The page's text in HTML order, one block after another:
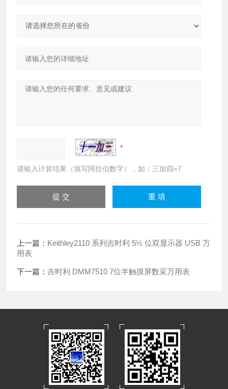
请输入计算结果（填写阿拉伯数字），如：三加四=7
上一篇： Keithley2110 系列吉时利 5½ 位双显示器 USB 万
用表
下一篇：吉时利 DMM7510 7位半触摸屏数采万用表